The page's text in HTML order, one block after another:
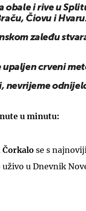
obale i rive u
Čiovu i
zaleđu
upaljen crveni
nevrijeme
u minutu:
Čorkalo se s
u Dnevnik